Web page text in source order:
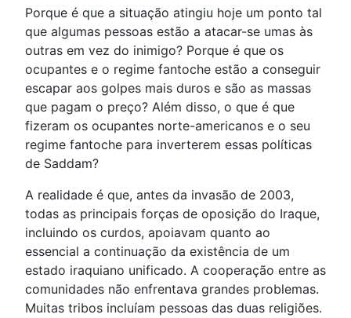
Porque é que a situação atingiu hoje um ponto tal
que algumas pessoas estão a atacar-se umas às
outras em vez do inimigo? Porque é que os
ocupantes e o regime fantoche estão a conseguir
escapar aos golpes mais duros e são as massas
que pagam o preço? Além disso, o que é que
fizeram os ocupantes norte-americanos e o seu
regime fantoche para inverterem essas políticas
de Saddam?
A realidade é que, antes da invasão de 2003,
todas as principais forças de oposição do Iraque,
incluindo os curdos, apoiavam quanto ao
essencial a continuação da existência de um
estado iraquiano unificado. A cooperação entre as
comunidades não enfrentava grandes problemas.
Muitas tribos incluíam pessoas das duas religiões.